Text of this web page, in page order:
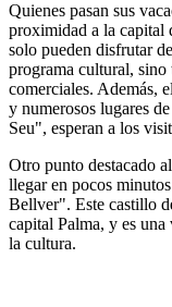
Quienes pasan sus
proximidad a la capital
solo pueden disfrutar
programa cultural, sino
comerciales. Además,
y numerosos lugares
Seu", esperan a los
Otro punto destacado
llegar en pocos
Bellver". Este castillo
capital Palma, y es una
la cultura.